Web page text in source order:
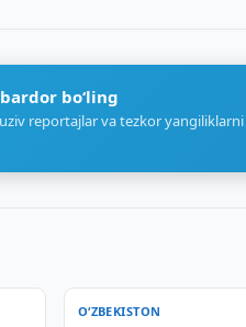
bo‘ling
reportajlar va tezkor
O‘ZBEKISTON